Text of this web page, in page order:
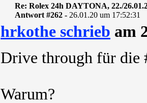
Re: Rolex 24h DAYTONA, 22./
Antwort #262 - 26.01.20 um 17:52:31
hrkothe schrieb am
Drive through für
Warum?